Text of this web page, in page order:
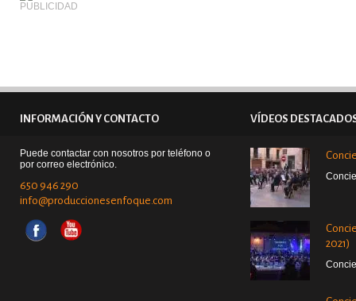
PUBLICIDAD
INFORMACIÓN Y CONTACTO VÍDEOS
Puede contactar con nosotros por teléfono o
por correo electrónico.
650 946 290
info@produccionesenfoque.com
2021)